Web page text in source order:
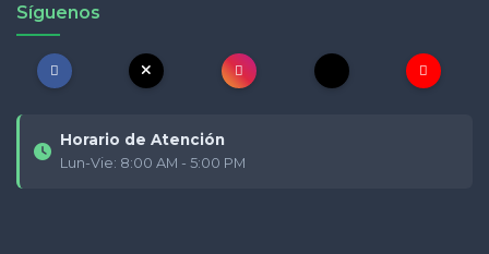
Síguenos
Horario de Atención
Lun-Vie: 8:00 AM - 5:00 PM